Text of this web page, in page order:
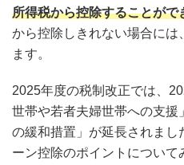
所得税から控除することがで
から控除しきれない場合に
ます。
2025年度の税制改正では、
世帯や若者夫婦世帯への支
の緩和措置」が延長されまし
ーン控除のポイントについて